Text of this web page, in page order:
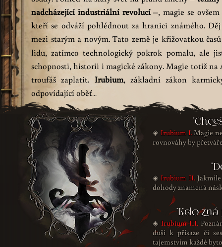
nadcházející industriální revolucí–, magie se
kteří se odváží pohlédnout za hranici známého.
mezi starým a novým. Tato země je křižovatkou
lidu, zatímco technologický pokrok pomalu, ale
schopnosti, historii i magické zákony. Magie totiž na
troufáš zaplatit. Irubium, základní zákon
odpovídající oběť...
◈ Irubium I.Magie
rovnováhy by
◈Irubium II.
dohody znamená
"Kdo
◈ Irubium III.
duši k přísaze či
tajemstvím každé